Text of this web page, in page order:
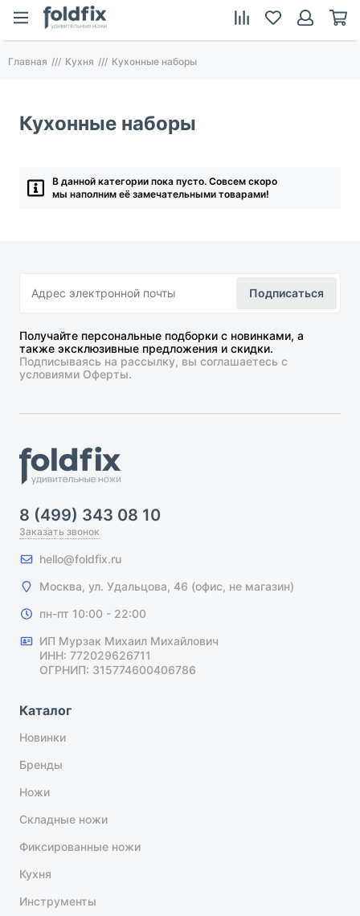
Главная Кухня Кухонные наборы
Кухонные наборы
В данной категории пока пусто. Совсем скоро
мы наполним её замечательными товарами!
Подписаться
Получайте персональные подборки с новинками, а
также эксклюзивные предложения и скидки.
Подписываясь на рассылку, вы соглашаетесь с
условиями Оферты.
8 (499) 343 08 10
Заказать звонок
hello@foldfix.ru
Москва, ул. Удальцова, 46 (офис, не магазин)
пн-пт 10:00 - 22:00
ИП Мурзак Михаил Михайлович
ИНН: 772029626711
ОГРНИП: 315774600406786
Каталог
Новинки
Бренды
Ножи
Складные ножи
Фиксированные ножи
Кухня
Инструменты